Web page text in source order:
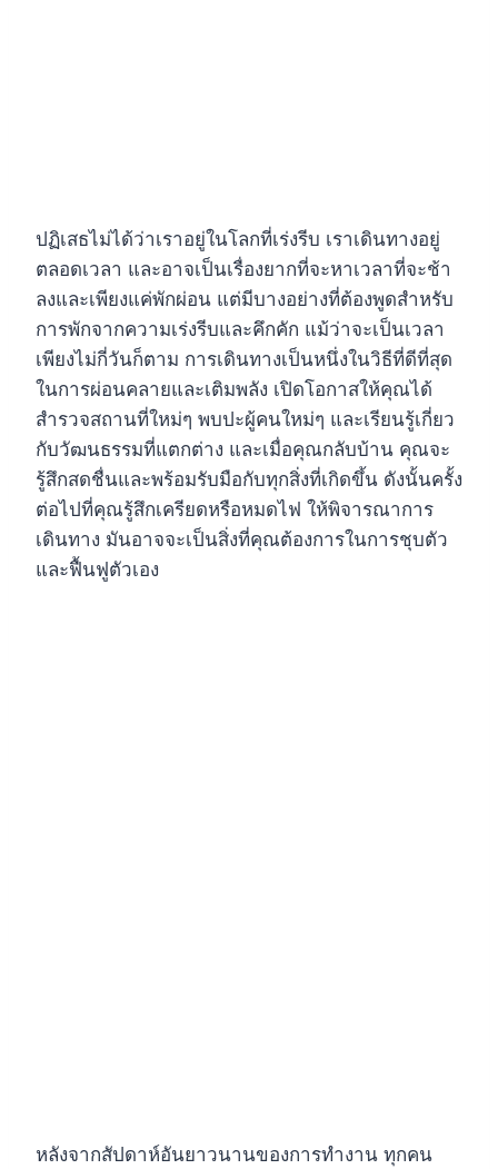
ปฏิเสธไม่ได้ว่าเราอยู่ในโลกที่เร่งรีบ เราเดินทางอยู่
ตลอดเวลา และอาจเป็นเรื่องยากที่จะหาเวลาที่จะช้า
ลงและเพียงแค่พักผ่อน แต่มีบางอย่างที่ต้องพูดสำหรับ
การพักจากความเร่งรีบและคึกคัก แม้ว่าจะเป็นเวลา
เพียงไม่กี่วันก็ตาม การเดินทางเป็นหนึ่งในวิธีที่ดีที่สุด
ในการผ่อนคลายและเติมพลัง เปิดโอกาสให้คุณได้
สำรวจสถานที่ใหม่ๆ พบปะผู้คนใหม่ๆ และเรียนรู้เกี่ยว
กับวัฒนธรรมที่แตกต่าง และเมื่อคุณกลับบ้าน คุณจะ
รู้สึกสดชื่นและพร้อมรับมือกับทุกสิ่งที่เกิดขึ้น ดังนั้นครั้ง
ต่อไปที่คุณรู้สึกเครียดหรือหมดไฟ ให้พิจารณาการ
เดินทาง มันอาจจะเป็นสิ่งที่คุณต้องการในการชุบตัว
และฟื้นฟูตัวเอง
หลังจากสัปดาห์อันยาวนานของการทำงาน ทุกคน